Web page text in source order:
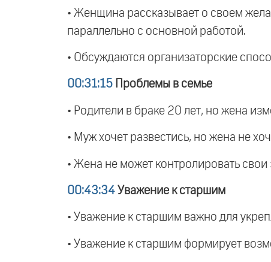
• Женщина рассказывает о своем
параллельно с основной работой.
• Обсуждаются организаторские
00:31:15 Проблемы в семье
• Родители в браке 20 лет, но жена
• Муж хочет развестись, но жена не
• Жена не может контролировать
00:43:34 Уважение к старшим
• Уважение к старшим важно для
• Уважение к старшим формирует